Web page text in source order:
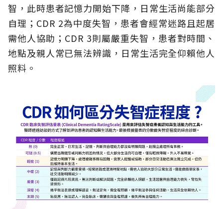
智，此時患者記憶力開始下降，日常生活尚能部分
自理；CDR 2為中度失智，患者會經常迷路且起居
需他人協助；CDR 3則屬嚴重失智，患者對時間、
地點及親人常已無法辨識，日常生活完全仰賴他人
照料。